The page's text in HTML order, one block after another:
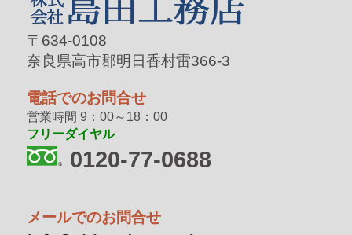
〒634-0108
奈良県高市郡明日香村雷366-3
電話でのお問合せ
営業時間 9：00～18：00
フリーダイヤル
0120-77-0688
メールでのお問合せ